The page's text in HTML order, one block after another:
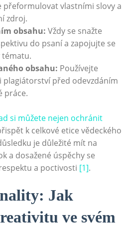
přeformulovat vlastními slovy a
zdroj.
obsahu: Vždy se snažte
do psaní a zapojujte se
tématu.
obsahu: Používejte
plagiátorství před odevzdáním
práce.
si můžete nejen ochránit
k celkové etice vědeckého
je důležité mít na
a dosažené úspěchy se
a poctivosti [1].
Jak
ve svém